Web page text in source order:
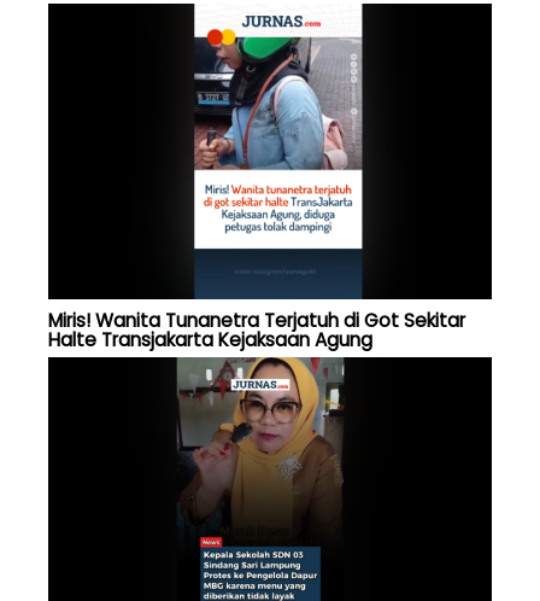
Miris! Wanita Tunanetra Terjatuh di Got Sekitar
Halte Transjakarta Kejaksaan Agung